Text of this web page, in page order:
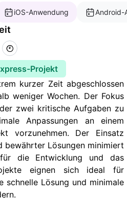
iOS-Anwendung Android-
Projekt
kurzer Zeit abgeschlossen
weniger Wochen. Der Fokus
zwei kritische Aufgaben zu
Anpassungen an einem
vorzunehmen. Der Einsatz
bewährter Lösungen minimiert
die Entwicklung und das
eignen sich ideal für
schnelle Lösung und minimale